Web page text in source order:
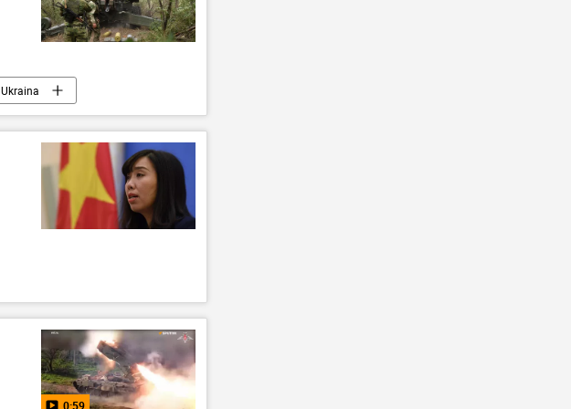
Ukraina
Quân đội Nga
0:59